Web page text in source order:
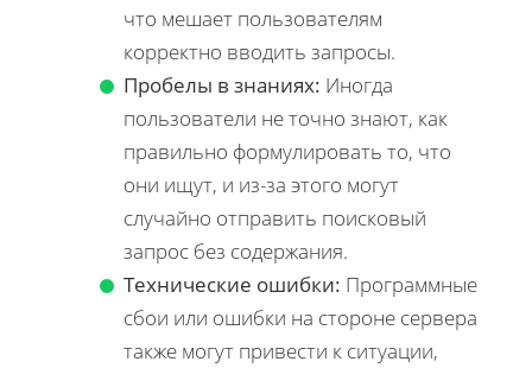
что мешает пользователям
корректно вводить запросы.
Пробелы в знаниях: Иногда
пользователи не точно знают, как
правильно формулировать то, что
они ищут, и из-за этого могут
случайно отправить поисковый
запрос без содержания.
Технические ошибки: Программные
сбои или ошибки на стороне сервера
также могут привести к ситуации,